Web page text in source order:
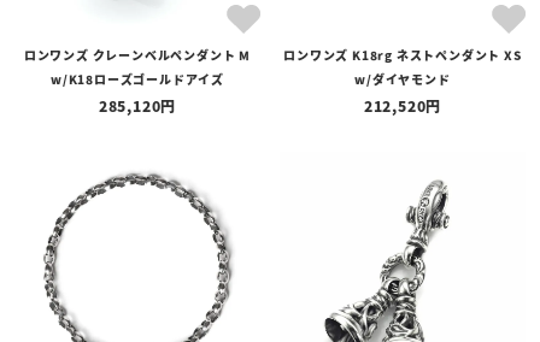
ロンワンズ クレーンベルペンダント M
w/K18ローズゴールドアイズ
285,120
ロンワンズ K18rg ネストペンダント XS
w/ダイヤモンド
212,520